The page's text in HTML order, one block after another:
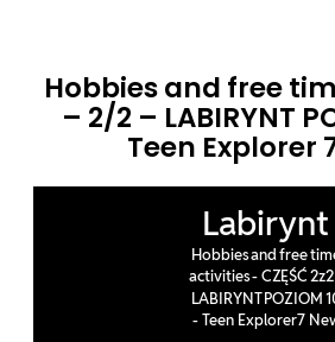
Hobbies and free
– 2/2 – LABIRYNT
Teen Explorer